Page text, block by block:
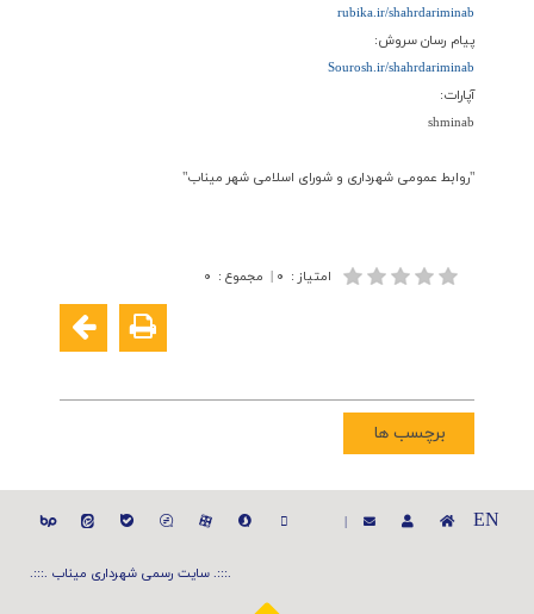
rubika.ir/shahrdariminab
پیام رسان سروش:
Sourosh.ir/shahrdariminab
آپارات:
shminab
"روابط عمومی شهرداری و شورای اسلامی شهر میناب"
امتیاز : ۰ | مجموع : ۰
برچسب ها
EN
|
.:::. سایت رسمی شهرداری میناب .:::.